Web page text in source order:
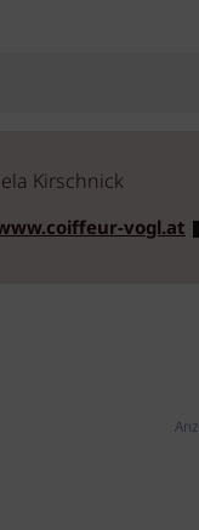
Kirschnick
vogl.at